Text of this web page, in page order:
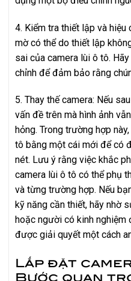
4. Kiểm tra thiết lập và hiệu
mờ có thể do thiết lập
sai của camera lùi ô tô.
chỉnh để đảm bảo rằng
5. Thay thế camera: Nếu
vấn đề trên mà hình ảnh
hỏng. Trong trường hợp
tô bằng một cái mới để có
nét. Lưu ý rằng việc khắc
camera lùi ô tô có thể phụ
và từng trường hợp. Nếu
kỹ năng cần thiết, hãy nhờ
hoặc người có kinh
được giải quyết một cách
Lắp đặt
Bước quan